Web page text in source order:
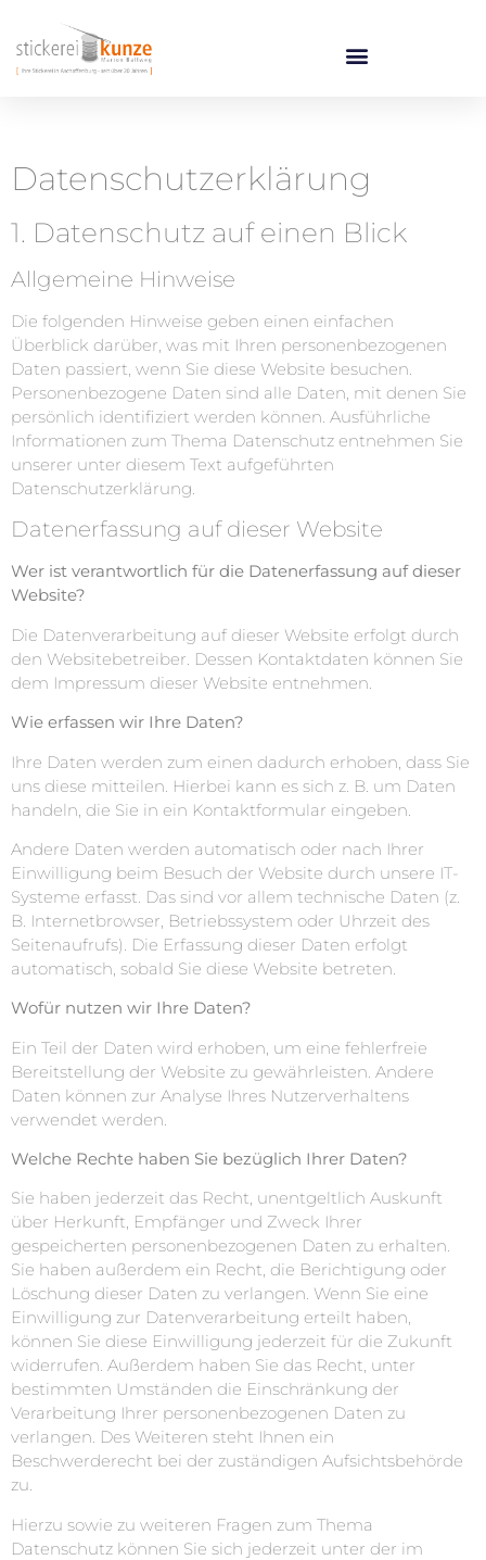
Datenschutz­erklärung
1. Datenschutz auf einen Blick
Allgemeine Hinweise
Die folgenden Hinweise geben einen einfachen
Überblick darüber, was mit Ihren personenbezogenen
Daten passiert, wenn Sie diese Website besuchen.
Personenbezogene Daten sind alle Daten, mit denen Sie
persönlich identifiziert werden können. Ausführliche
Informationen zum Thema Datenschutz entnehmen Sie
unserer unter diesem Text aufgeführten
Datenschutzerklärung.
Datenerfassung auf dieser Website
Wer ist verantwortlich für die Datenerfassung auf dieser
Website?
Die Datenverarbeitung auf dieser Website erfolgt durch
den Websitebetreiber. Dessen Kontaktdaten können Sie
dem Impressum dieser Website entnehmen.
Wie erfassen wir Ihre Daten?
Ihre Daten werden zum einen dadurch erhoben, dass Sie
uns diese mitteilen. Hierbei kann es sich z. B. um Daten
handeln, die Sie in ein Kontaktformular eingeben.
Andere Daten werden automatisch oder nach Ihrer
Einwilligung beim Besuch der Website durch unsere IT-
Systeme erfasst. Das sind vor allem technische Daten (z.
B. Internetbrowser, Betriebssystem oder Uhrzeit des
Seitenaufrufs). Die Erfassung dieser Daten erfolgt
automatisch, sobald Sie diese Website betreten.
Wofür nutzen wir Ihre Daten?
Ein Teil der Daten wird erhoben, um eine fehlerfreie
Bereitstellung der Website zu gewährleisten. Andere
Daten können zur Analyse Ihres Nutzerverhaltens
verwendet werden.
Welche Rechte haben Sie bezüglich Ihrer Daten?
Sie haben jederzeit das Recht, unentgeltlich Auskunft
über Herkunft, Empfänger und Zweck Ihrer
gespeicherten personenbezogenen Daten zu erhalten.
Sie haben außerdem ein Recht, die Berichtigung oder
Löschung dieser Daten zu verlangen. Wenn Sie eine
Einwilligung zur Datenverarbeitung erteilt haben,
können Sie diese Einwilligung jederzeit für die Zukunft
widerrufen. Außerdem haben Sie das Recht, unter
bestimmten Umständen die Einschränkung der
Verarbeitung Ihrer personenbezogenen Daten zu
verlangen. Des Weiteren steht Ihnen ein
Beschwerderecht bei der zuständigen Aufsichtsbehörde
zu.
Hierzu sowie zu weiteren Fragen zum Thema
Datenschutz können Sie sich jederzeit unter der im